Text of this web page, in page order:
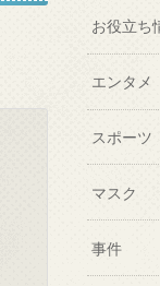
お役立ち
エンタメ
スポーツ
マスク
事件